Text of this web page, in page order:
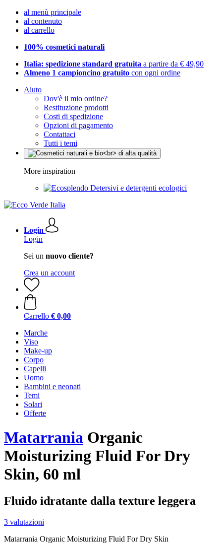
al menù principale
al contenuto
al carrello
100% cosmetici naturali
Italia: spedizione standard gratuita a partire da € 49,90
Almeno 1 campioncino gratuito con ogni ordine
Aiuto
Dov'è il mio ordine?
Restituzione prodotti
Costi di spedizione
Opzioni di pagamento
Contattaci
Tutti i temi
More inspiration
Detersivi e detergenti ecologici
Login
Login
Sei un nuovo cliente?
Crea un account
Carrello € 0,00
Marche
Viso
Make-up
Corpo
Capelli
Uomo
Bambini e neonati
Temi
Solari
Offerte
Matarrania Organic
Moisturizing Fluid For Dry
Skin, 60 ml
Fluido idratante dalla texture leggera
3 valutazioni
Matarrania Organic Moisturizing Fluid For Dry Skin